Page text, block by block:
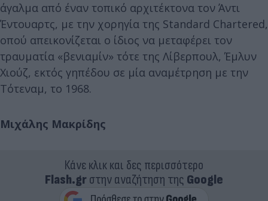
άγαλμα από έναν τοπικό αρχιτέκτονα τον Άντι
Έντουαρτς, με την χορηγία της Standard Chartered,
οπού απεικονίζεται ο ίδιος να μεταφέρει τον
τραυματία «βενιαμίν» τότε της Λίβερπουλ, Έμλυν
Χιούζ, εκτός γηπέδου σε μία αναμέτρηση με την
Τότεναμ, το 1968.
Μιχάλης Μακρίδης
Κάνε κλικ και δες περισσότερο
Flash.grστην αναζήτηση της Google